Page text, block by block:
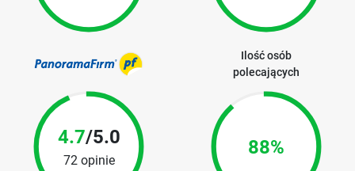
4.7/5.0
72 opinie
Ilość osób
polecających
88%